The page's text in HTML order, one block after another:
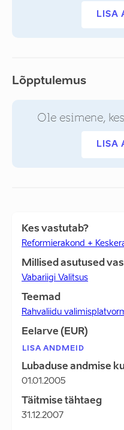
LISA
Lõpptulemus
Ole esimene,
LISA
Kes vastutab?
Reformierakond +
Millised asutused
Vabariigi Valitsus
Teemad
Rahvaliidu
Eelarve (EUR)
LISA ANDMEID
Lubaduse andmise
01.01.2005
Täitmise tähtaeg
31.12.2007